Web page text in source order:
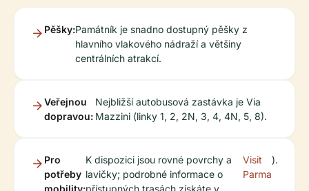
Pěšky:Památník je snadno dostupný pěšky z
hlavního vlakového nádraží a většiny
centrálních atrakcí.
Veřejnou
dopravou:
Nejbližší autobusová zastávka je Via
Mazzini (linky 1, 2, 2N, 3, 4, 4N, 5, 8).
Pro
potřeby
mobility:
K dispozici jsou rovné povrchy a
lavičky; podrobné informace o
přístupných trasách získáte v
Visit
Parma
).